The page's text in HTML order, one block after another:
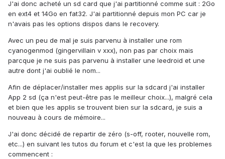
J'ai donc acheté un sd card que j'ai partitionné comme suit : 2Go
en ext4 et 14Go en fat32. J'ai partitionné depuis mon PC car je
n'avais pas les options dispos dans le recovery.
Avec un peu de mal je suis parvenu à installer une rom
cyanogenmod (gingervillain v xxx), non pas par choix mais
parcque je ne suis pas parvenu à installer une leedroid et une
autre dont j'ai oublié le nom...
Afin de déplacer/installer mes applis sur la sdcard j'ai installer
App 2 sd (ça n'est peut-être pas le meilleur choix...), malgré cela
et bien que les applis se trouvent bien sur la sdcard, je suis a
nouveau à cours de mémoire...
J'ai donc décidé de repartir de zéro (s-off, rooter, nouvelle rom,
etc...) en suivant les tutos du forum et c'est la que les problemes
commencent :